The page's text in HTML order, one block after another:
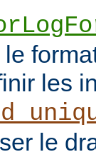
les
le